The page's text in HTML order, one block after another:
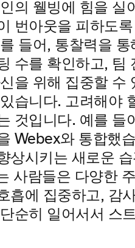
의 웰빙에 힘을 실
번아웃을 피하도
들어, 통찰력을
수를 확인하고, 팀
을 위해 집중할 수
습니다. 고려해야
것입니다. 예를 들
Webex와 통합했
상시키는 새로운
사람들은 다양한
흡에 집중하고, 감
순히 일어서서 스